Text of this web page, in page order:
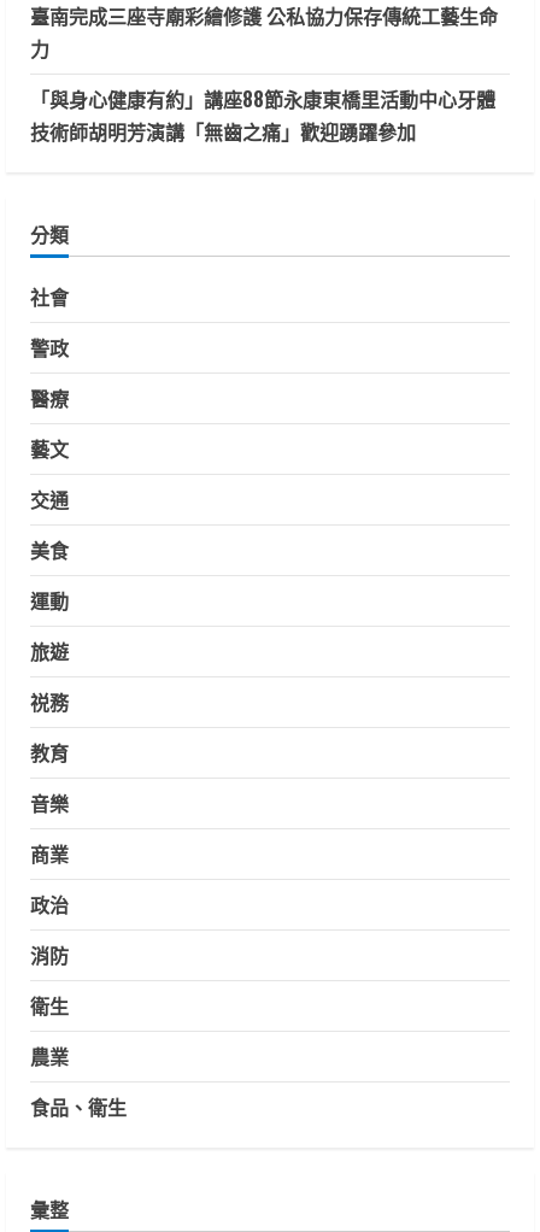
臺南完成三座寺廟彩繪修護 公私協力保存傳統工藝生命
力
「與身心健康有約」講座88節永康東橋里活動中心牙體
技術師胡明芳演講「無齒之痛」歡迎踴躍參加
分類
社會
警政
醫療
藝文
交通
美食
運動
旅遊
祱務
教育
音樂
商業
政治
消防
衛生
農業
食品、衛生
彙整